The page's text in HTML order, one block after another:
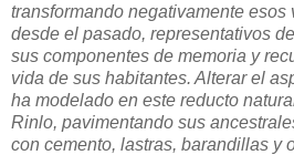
transformando negativamente esos
desde el pasado, representativos
sus componentes de memoria y
vida de sus habitantes. Alterar el
ha modelado en este reducto
Rinlo, pavimentando sus
con cemento, lastras, barandillas y